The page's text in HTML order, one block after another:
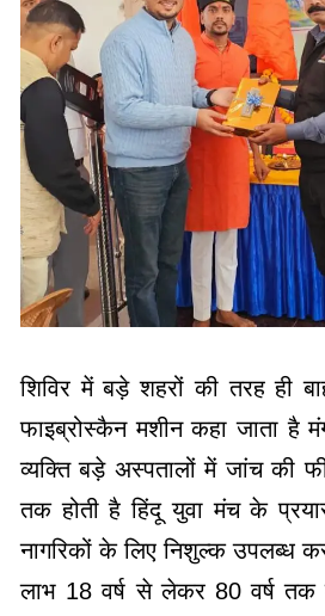
शिविर में बड़े शहरों की तरह ही
व्यक्ति बड़े अस्पतालों में जांच की
तक होती है हिंदू युवा मंच के
नागरिकों के लिए निशुल्क उपलब्ध
लाभ 18 वर्ष से लेकर 80 वर्ष तक के
लिया गया साथ ही शून्य से 18
निशुल्क ब्लड जांच की सुविधा भी